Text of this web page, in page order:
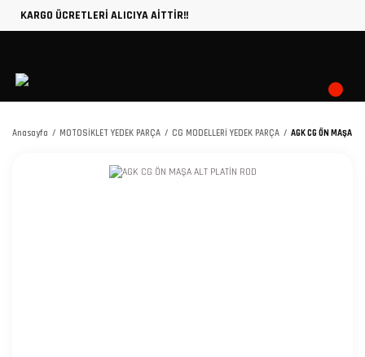
KARGO ÜCRETLERİ ALICIYA AİTTİR!!
Anasayfa MOTOSİKLET YEDEK PARÇA CG MODELLERİ YEDEK PARÇA AGK CG ÖN MAŞA